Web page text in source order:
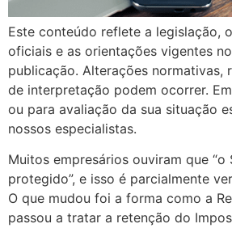
Este conteúdo reflete a legislação,
oficiais e as orientações vigentes
publicação. Alterações normativas,
de interpretação podem ocorrer.
ou para avaliação da sua situação
nossos especialistas.
Muitos empresários ouviram que “o
protegido”, e isso é parcialmente
O que mudou foi a forma como a
passou a tratar a retenção do